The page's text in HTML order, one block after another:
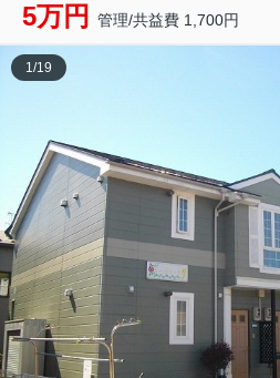
5万円 管理/共益費 1,700円
1/19